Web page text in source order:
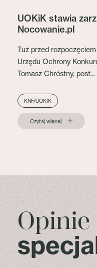
UOKiK stawia
Nocowanie.pl
Tuż przed
Urzędu Ochrony
Tomasz Chróstny, post...
KNF/UOKIK
Czytaj więcej
Opinie